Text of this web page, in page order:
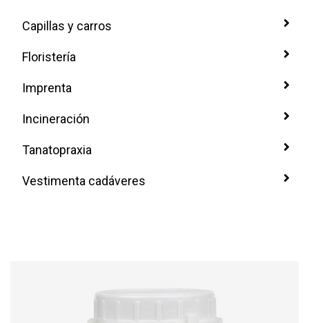
Capillas y carros
Floristería
Imprenta
Incineración
Tanatopraxia
Vestimenta cadáveres